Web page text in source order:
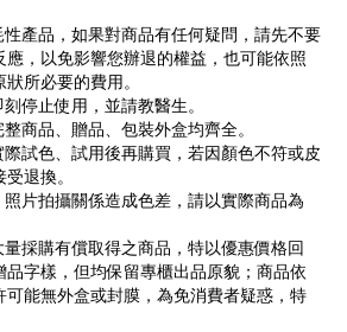
產品，如果對商品有任何疑問，請先不要
，以免影響您辦退的權益，也可能依照
所必要的費用。
停止使用，並請教醫生。
商品、贈品、包裝外盒均齊全。
試色、試用後再購買，若因顏色不符或皮
退換。
片拍攝關係造成色差，請以實際商品為
採購有償取得之商品，特以優惠價格回
字樣，但均保留專櫃出品原貌；商品依
能無外盒或封膜，為免消費者疑惑，特